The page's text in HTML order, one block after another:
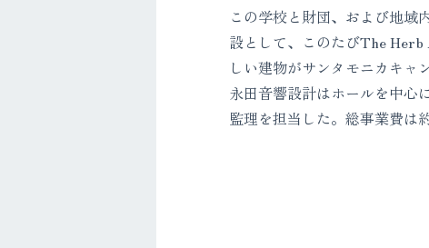
この学校と財団、および地域
設として、このたびThe
しい建物がサンタモニカキャ
永田音響設計はホールを中心
監理を担当した。総事業費は